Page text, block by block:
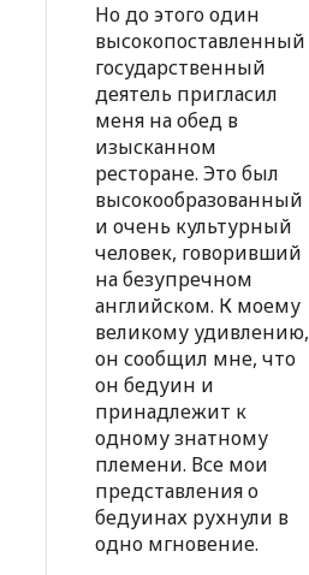
Но до этого один
высокопоставленный
государственный
деятель пригласил
меня на обед в
изысканном
ресторане. Это был
высокообразованный
и очень культурный
человек, говоривший
на безупречном
английском. К моему
великому удивлению,
он сообщил мне, что
он бедуин и
принадлежит к
одному знатному
племени. Все мои
представления о
бедуинах рухнули в
одно мгновение.